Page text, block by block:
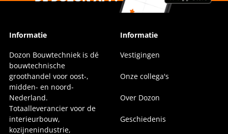
Informatie
Dozon Bouwtechniek is dé
bouwtechnische
groothandel voor oost-,
midden- en noord-
Nederland.
Totaalleverancier voor de
interieurbouw,
kozijnenindustrie,
Informatie
Vestigingen
Onze collega's
Over Dozon
Geschiedenis